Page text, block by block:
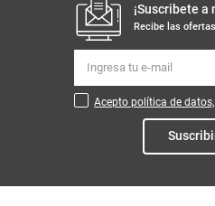
¡Suscribete
Recibe las
Acepto política de